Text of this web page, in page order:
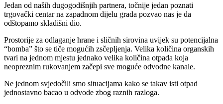
Jedan od naših dugogodišnjih partnera, točnije jedan poznati
trgovački centar na zapadnom dijelu grada pozvao nas je da
odštopamo skladišni dio.
Prostorije za odlaganje hrane i sličnih sirovina uvijek su potencijalna
“bomba” što se tiče mogućih zsčepljenja. Velika količina organskih
tvari na jednom mjestu jednako velika količina otpada koja
neopreznim rukovanjem začepi sve moguće odvodne kanale.
Ne jednom svjedočili smo situacijama kako se takav isti otpad
jednostavno bacao u odvode zbog raznih razloga.